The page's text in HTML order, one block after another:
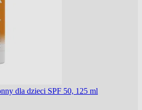
dla dzieci SPF 50, 125 ml